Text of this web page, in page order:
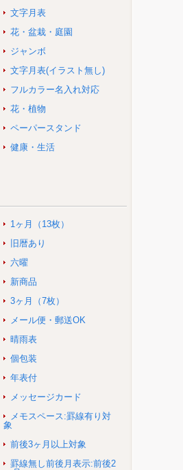
文字月表
花・盆栽・庭園
ジャンボ
文字月表(イラスト無し)
フルカラー名入れ対応
花・植物
ペーパースタンド
健康・生活
1ヶ月（13枚）
旧暦あり
六曜
新商品
3ヶ月（7枚）
メール便・郵送OK
晴雨表
個包装
年表付
メッセージカード
メモスペース:罫線有り対
象
前後3ヶ月以上対象
罫線無し前後月表示:前後2